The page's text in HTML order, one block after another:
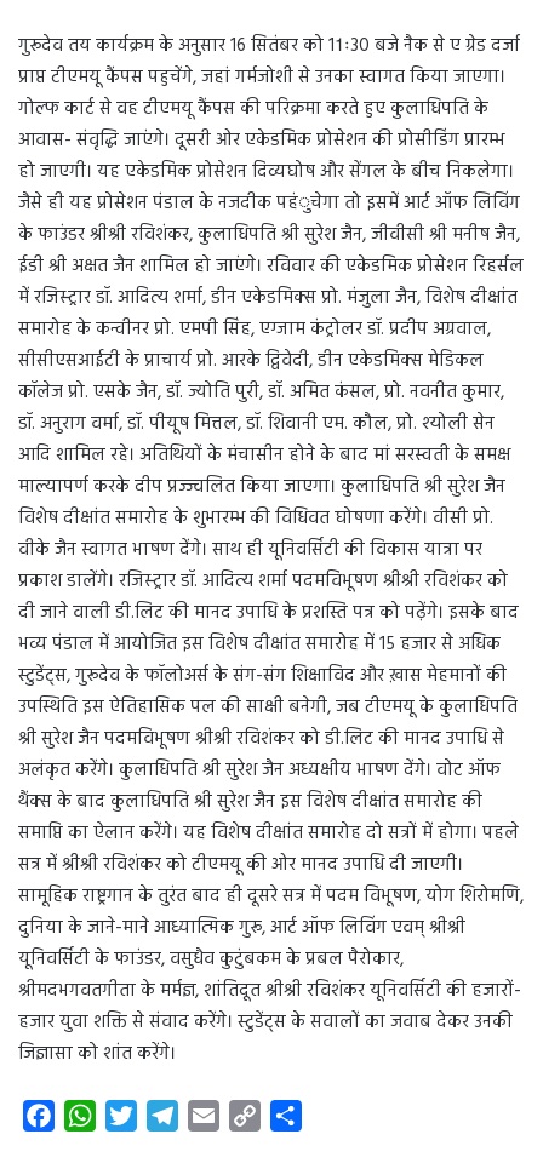
गुरूदेव तय कार्यक्रम के अनुसार 16 सितंबर को 11ः30 बजे नैक से ए ग्रेड दर्जा
प्राप्त टीएमयू कैंपस पहुचेंगे, जहां गर्मजोशी से उनका स्वागत किया जाएगा।
गोल्फ कार्ट से वह टीएमयू कैंपस की परिक्रमा करते हुए कुलाधिपति के
आवास- संवृद्धि जाएंगे। दूसरी ओर एकेडमिक प्रोसेशन की प्रोसीडिंग प्रारम्भ
हो जाएगी। यह एकेडमिक प्रोसेशन दिव्यघोष और सेंगल के बीच निकलेगा।
जैसे ही यह प्रोसेशन पंडाल के नजदीक पहंुचेगा तो इसमें आर्ट ऑफ लिविंग
के फाउंडर श्रीश्री रविशंकर, कुलाधिपति श्री सुरेश जैन, जीवीसी श्री मनीष जैन,
ईडी श्री अक्षत जैन शामिल हो जाएंगे। रविवार की एकेडमिक प्रोसेशन रिहर्सल
में रजिस्ट्रार डॉ. आदित्य शर्मा, डीन एकेडमिक्स प्रो. मंजुला जैन, विशेष दीक्षांत
समारोह के कन्वीनर प्रो. एमपी सिंह, एग्जाम कंट्रोलर डॉ. प्रदीप अग्रवाल,
सीसीएसआईटी के प्राचार्य प्रो. आरके द्विवेदी, डीन एकेडमिक्स मेडिकल
कॉलेज प्रो. एसके जैन, डॉ. ज्योति पुरी, डॉ. अमित कंसल, प्रो. नवनीत कुमार,
डॉ. अनुराग वर्मा, डॉ. पीयूष मित्तल, डॉ. शिवानी एम. कौल, प्रो. श्योली सेन
आदि शामिल रहे। अतिथियों के मंचासीन होने के बाद मां सरस्वती के समक्ष
माल्यापर्ण करके दीप प्रज्ज्वलित किया जाएगा। कुलाधिपति श्री सुरेश जैन
विशेष दीक्षांत समारोह के शुभारम्भ की विधिवत घोषणा करेंगे। वीसी प्रो.
वीके जैन स्वागत भाषण देंगे। साथ ही यूनिवर्सिटी की विकास यात्रा पर
प्रकाश डालेंगे। रजिस्ट्रार डॉ. आदित्य शर्मा पदमविभूषण श्रीश्री रविशंकर को
दी जाने वाली डी.लिट की मानद उपाधि के प्रशस्ति पत्र को पढ़ेंगे। इसके बाद
भव्य पंडाल में आयोजित इस विशेष दीक्षांत समारोह में 15 हजार से अधिक
स्टुडेंट्स, गुरूदेव के फॉलोअर्स के संग-संग शिक्षाविद और ख़ास मेहमानों की
उपस्थिति इस ऐतिहासिक पल की साक्षी बनेगी, जब टीएमयू के कुलाधिपति
श्री सुरेश जैन पदमविभूषण श्रीश्री रविशंकर को डी.लिट की मानद उपाधि से
अलंकृत करेंगे। कुलाधिपति श्री सुरेश जैन अध्यक्षीय भाषण देंगे। वोट ऑफ
थैंक्स के बाद कुलाधिपति श्री सुरेश जैन इस विशेष दीक्षांत समारोह की
समाप्ति का ऐलान करेंगे। यह विशेष दीक्षांत समारोह दो सत्रों में होगा। पहले
सत्र में श्रीश्री रविशंकर को टीएमयू की ओर मानद उपाधि दी जाएगी।
सामूहिक राष्ट्रगान के तुरंत बाद ही दूसरे सत्र में पदम विभूषण, योग शिरोमणि,
दुनिया के जाने-माने आध्यात्मिक गुरू, आर्ट ऑफ लिविंग एवम् श्रीश्री
यूनिवर्सिटी के फाउंडर, वसुधैव कुटुंबकम के प्रबल पैरोकार,
श्रीमदभगवतगीता के मर्मज्ञ, शांतिदूत श्रीश्री रविशंकर यूनिवर्सिटी की हजारों-
हजार युवा शक्ति से संवाद करेंगे। स्टुडेंट्स के सवालों का जवाब देकर उनकी
जिज्ञासा को शांत करेंगे।
W